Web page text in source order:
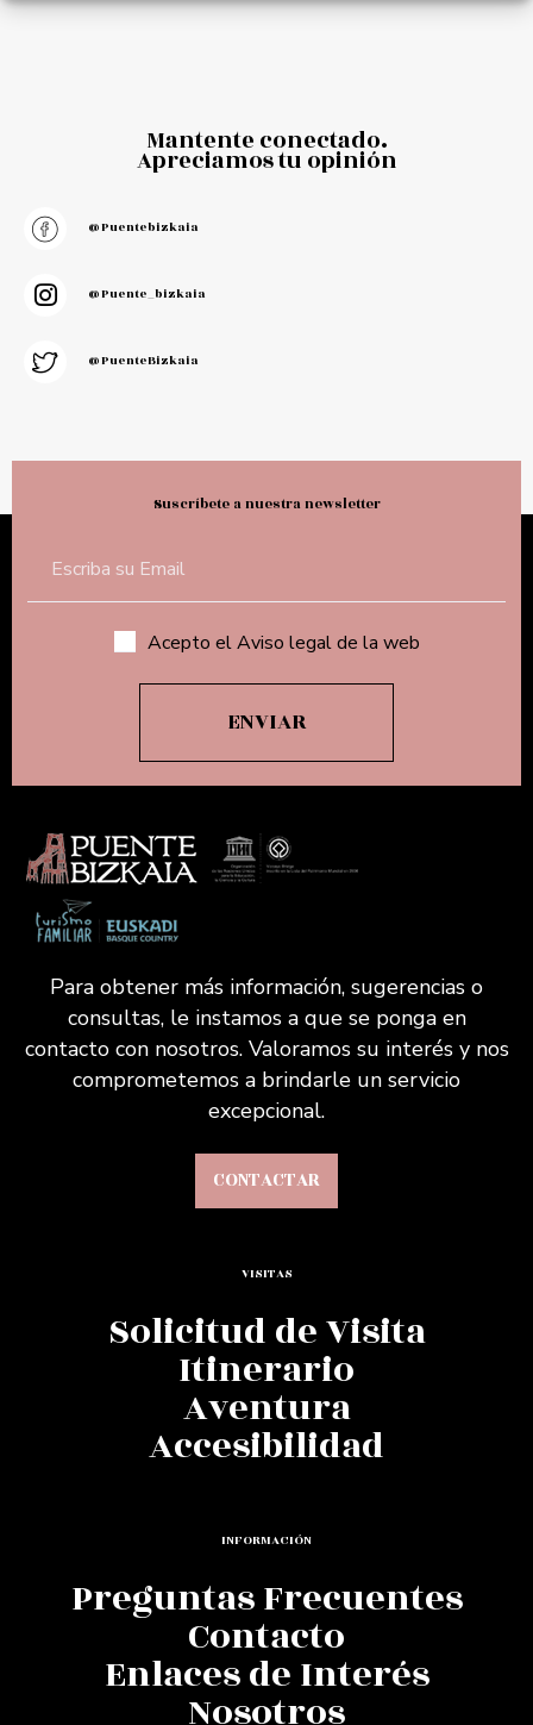
Mantente conectado.
Apreciamos tu opinión
@puentebizkaia
@puente_bizkaia
@PuenteBizkaia
Suscríbete a nuestra newsletter
Acepto el Aviso legal de la web
Para obtener más información, sugerencias o
consultas, le instamos a que se ponga en
contacto con nosotros. Valoramos su interés y nos
comprometemos a brindarle un servicio
excepcional.
CONTACTAR
VISITAS
Solicitud de Visita
Itinerario
Aventura
Accesibilidad
INFORMACIÓN
Preguntas Frecuentes
Contacto
Enlaces de Interés
Nosotros